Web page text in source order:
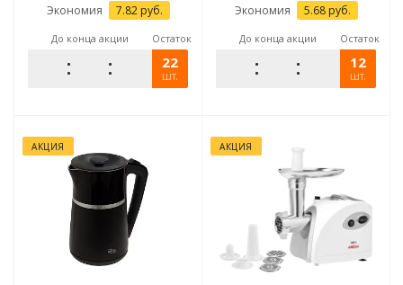
Экономия 7.82руб.
До конца акции Остаток
22
шт.
Экономия 5.68руб.
До конца акции Остаток
12
шт.
АКЦИЯ АКЦИЯ